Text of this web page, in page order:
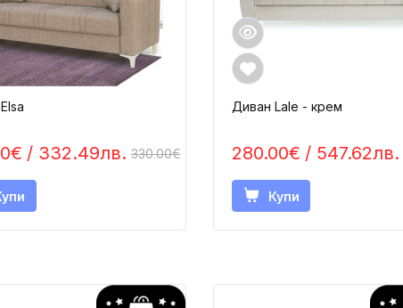
/ 332.49лв. 330.00€ 280.00€ / 547.62лв.
Диван Lale - крем
Купи